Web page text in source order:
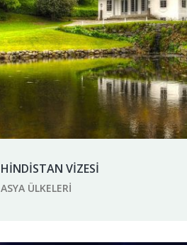
HİNDİSTAN VİZESİ
ASYA ÜLKELERI